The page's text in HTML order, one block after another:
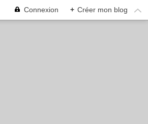
Connexion + Créer mon blog